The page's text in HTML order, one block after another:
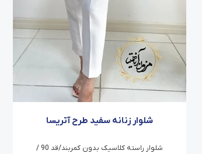
شلوار زنانه سفید طرح آتریسا
شلوار راسته کلاسیک بدون کمربند/قد 90 /